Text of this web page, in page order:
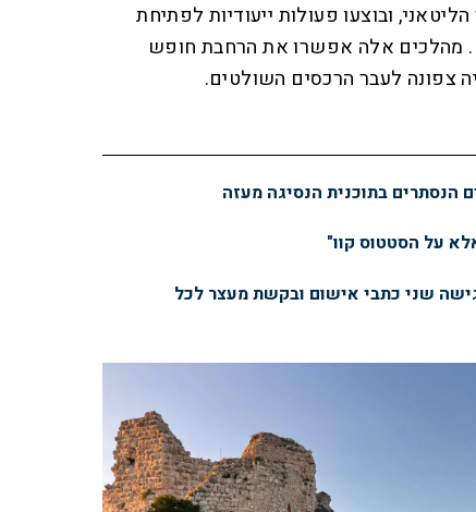
ובוצעו פעולות ייעודיות לפתיחת
מהלכים אלה אפשרו את הרחבת חופש
צפונה לעבר הרכסים השולטים.
הנסתרים בתוכנית הנסיגה מעזה
על הסטטוס קוו"
שני כתבי אישום ובקשת מעצר לכל